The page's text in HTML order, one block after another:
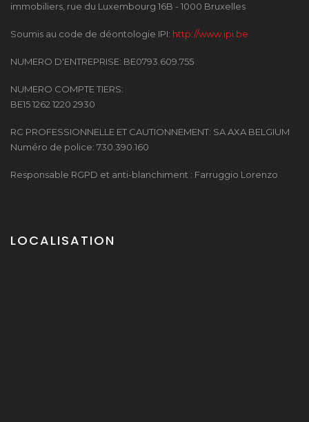
immobiliers, rue du Luxembourg 16B - 1000 Bruxelles
Soumis au code de déontologie IPI: http://www.ipi.be
NUMERO D'ENTREPRISE: BE0793.609.755
NUMERO COMPTE TIERS:
BE15 1262 1220 2930
RC PROFESSIONNELLE ET CAUTIONNEMENT: SA AXA BELGIUM
Numéro de police: 730.390.160
Responsable RGPD et anti-blanchiment : Farruggio Lorenzo
LOCALISATION